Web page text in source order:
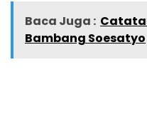
Baca Juga :
Bambang Soesatyo